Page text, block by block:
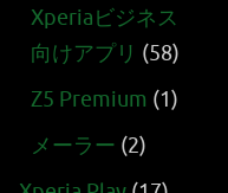
Xperiaビジネス
向けアプリ (58)
Z5 Premium (1)
メーラー (2)